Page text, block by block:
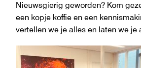
Nieuwsgierig geworden? Kom
een kopje koffie en een
vertellen we je alles en laten we je